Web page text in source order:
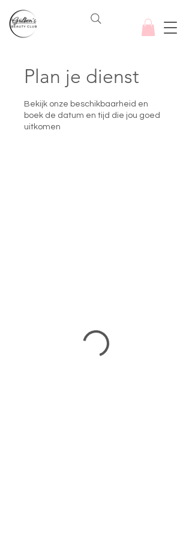
Plan je dienst
Bekijk onze beschikbaarheid en
boek de datum en tijd die jou goed
uitkomen